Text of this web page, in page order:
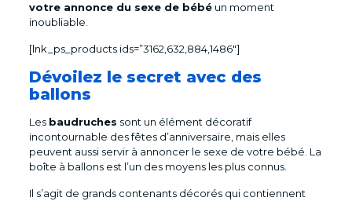
votre annonce du sexe de bébéun moment
inoubliable.
[lnk_ps_products ids=”3162,632,884,1486″]
Dévoilez le secret avec des
ballons
Les baudruches sont un élément décoratif
incontournable des fêtes d’anniversaire, mais elles
peuvent aussi servir à annoncer le sexe de votre bébé. La
boîte à ballons est l’un des moyens les plus connus.
Il s’agit de grands contenants décorés qui contiennent